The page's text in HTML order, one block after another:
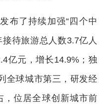
布了持续加强“四个中
待旅游总人数3.7亿人
亿元，增长14.9%；独
全球城市第三，研发经
，位居全球创新城市前